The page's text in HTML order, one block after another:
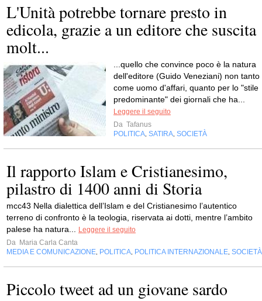
L'Unità potrebbe tornare presto in
edicola, grazie a un editore che suscita
molt...
...quello che convince poco è la natura
dell'editore (Guido Veneziani) non tanto
come uomo d'affari, quanto per lo "stile
predominante" dei giornali che ha...
Leggere il seguito
Da Tafanus
POLITICA SATIRA SOCIETÀ
Il rapporto Islam e Cristianesimo,
pilastro di 1400 anni di Storia
mcc43 Nella dialettica dell’Islam e del Cristianesimo l’autentico
terreno di confronto è la teologia, riservata ai dotti, mentre l’ambito
palese ha natura...
Leggere il seguito
Da Maria Carla Canta
MEDIA E COMUNICAZIONE POLITICA POLITICA INTERNAZIONALE SOCIETÀ
Piccolo tweet ad un giovane sardo